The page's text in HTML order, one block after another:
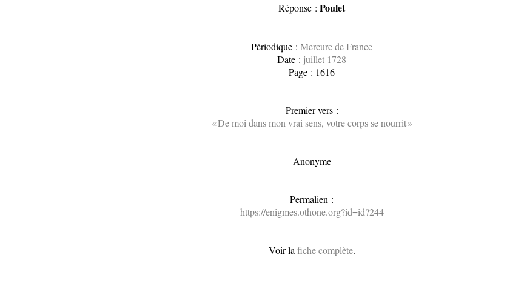
Réponse :Poulet
Périodique :Mercure de France
Date : juillet 1728
Page : 1616
Premier vers :
« De moi dans mon vrai sens, votre corps se nourrit »
Anonyme
Permalien :
https://enigmes.othone.org?id=id?244
Voir la fiche complète.